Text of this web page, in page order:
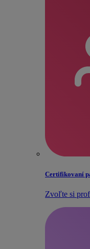
Certifikovaní
Zvoľte si